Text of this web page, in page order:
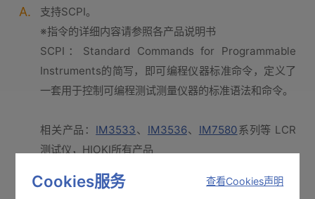
A.
支持SCPI。
※指令的详细内容请参照各产品说明书
SCPI：Standard Commands for Programmable
Instruments的简写，即可编程仪器标准命令，定义了
一套用于控制可编程测试测量仪器的标准语法和命令。
相关产品： IM3533、 IM3536、 IM7580 系列等 LCR
测试仪，HIOKI所有产品
Cookies服务 查看Cookies声明